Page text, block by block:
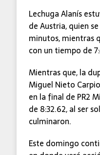
Lechuga Alanís
de Austria, quien
minutos, mientras
con un tiempo de
Mientras que, la
Miguel Nieto
en la final de PR2
de 8:32.62, al ser
culminaron.
Este domingo